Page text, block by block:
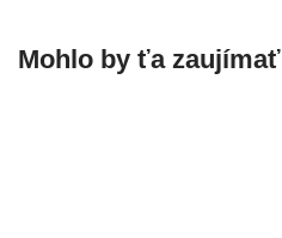
Mohlo by ťa zaujímať